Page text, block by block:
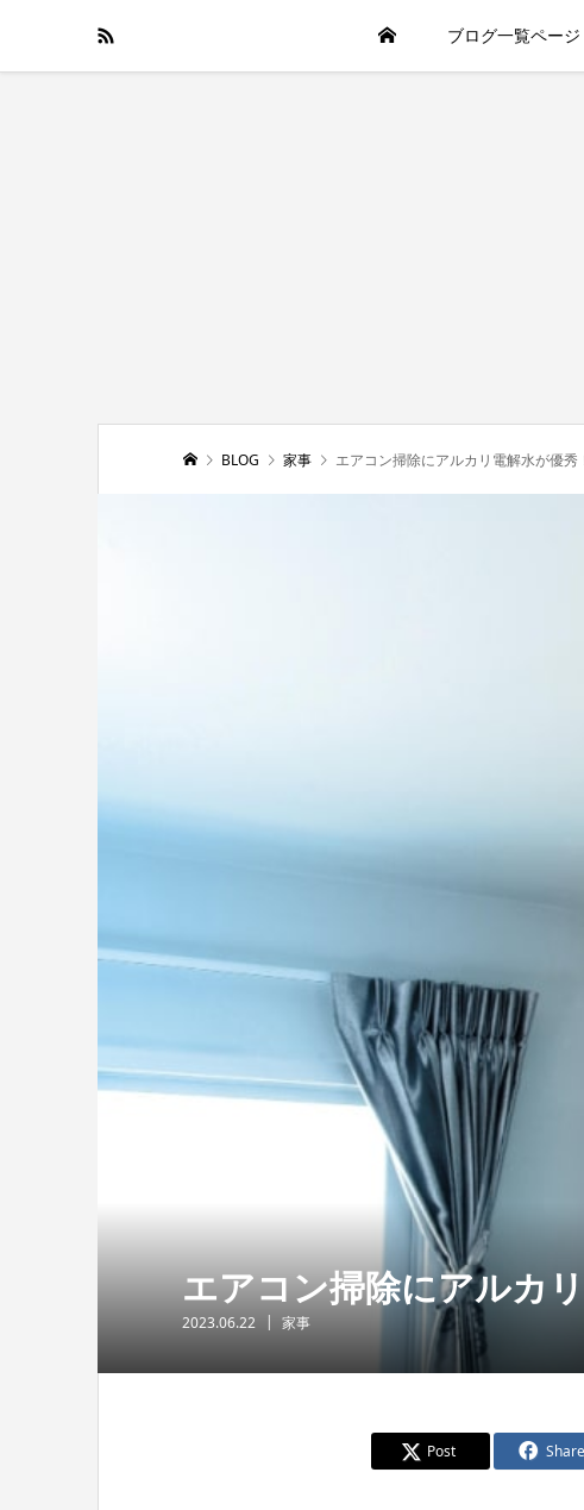
ブログ一覧ページ
BLOG 家事 エアコン掃除にアルカリ電解水が優
エアコン掃除にアルカ
2023.06.22 家事
Post Share